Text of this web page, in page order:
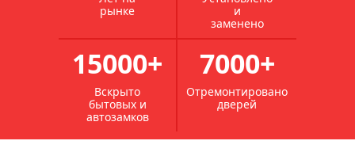
реставрация межкомнатных дверей в москве
реставрация дверей межкомнатных из массива
реставрация шпонированных межкомнатных дверей
реставрация филенчатых дверей
рынке
и
заменено
15000+
Вскрыто
бытовых и
автозамков
7000+
Отремонтировано
дверей